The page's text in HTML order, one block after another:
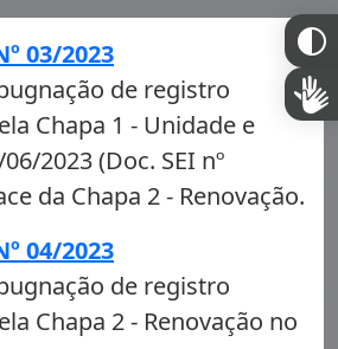
03/2023
de registro
Chapa 1 - Unidade e
2023 (Doc. SEI nº
da Chapa 2 - Renovação.
04/2023
de registro
Chapa 2 - Renovação no